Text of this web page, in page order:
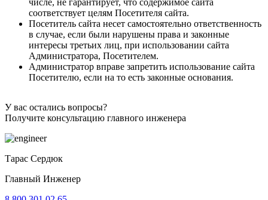
соответствует целям Посетителя сайта.
Посетитель сайта несет самостоятельно ответственность
в случае, если были нарушены права и законные
интересы третьих лиц, при использовании сайта
Администратора, Посетителем.
Администратор вправе запретить использование сайта
Посетителю, если на то есть законные основания.
У вас остались вопросы?
Получите консультацию главного инженера
Тарас Сердюк
Главный Инженер